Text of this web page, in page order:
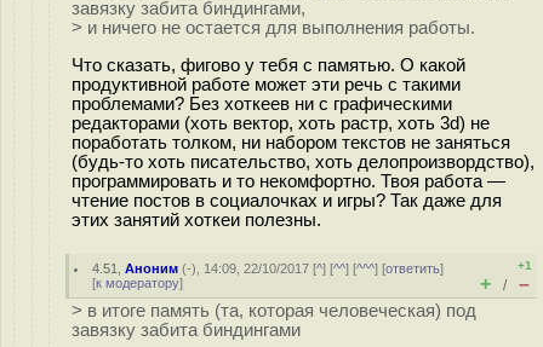
завязку забита биндингами,
> и ничего не остается для выполнения работы.
Что сказать, фигово у тебя с памятью. О какой
продуктивной работе может эти речь с такими
проблемами? Без хоткеев ни с графическими
редакторами (хоть вектор, хоть растр, хоть 3d) не
поработать толком, ни набором текстов не заняться
(будь-то хоть писательство, хоть делопроизвордство),
программировать и то некомфортно. Твоя работа —
чтение постов в социалочках и игры? Так даже для
этих занятий хоткеи полезны.
4.51 ,Аноним (-), 14:09, 22/10/2017 [^] [^^] [^^^] [ответить]
[к модератору]
+1
+ / –
> в итоге память (та, которая человеческая) под
завязку забита биндингами